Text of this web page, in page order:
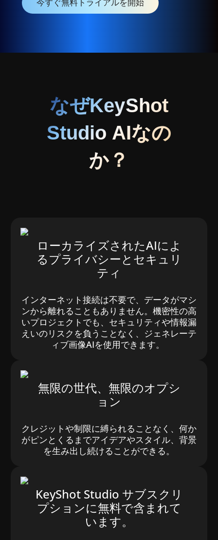
今すぐ無料トライアルを開始
なぜKeyShot
Studio AIなの
か？
ローカライズされたAIによ
るプライバシーとセキュリ
ティ
インターネット接続は不要で、データがマシ
ンから離れることもありません。機密性の高
いプロジェクトでも、セキュリティや情報漏
えいのリスクを負うことなく、ジェネレーテ
ィブ画像AIを使用できます。
無限の世代、無限のオプシ
ョン
クレジットや制限に縛られることなく、何か
がピンとくるまでアイデアやスタイル、背景
を生み出し続けることができる。
KeyShot Studio サブスクリ
プションに無料で含まれて
います。